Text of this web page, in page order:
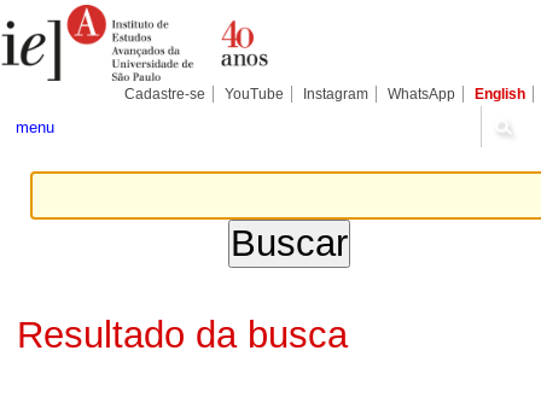
para
conteúdo.
Pessoais
Cadastre-se YouTube Instagram WhatsApp English
menu
Resultado da busca